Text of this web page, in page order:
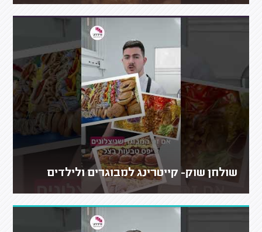
שולחן שוק- קייטרינג למבוגרים ולילדים